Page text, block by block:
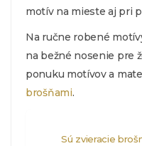
motív na mieste aj pri
Na ručne robené
na bežné nosenie pre
ponuku motívov a
brošňami.
Sú zvieracie